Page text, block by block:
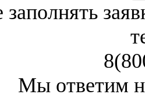
Мы ответим